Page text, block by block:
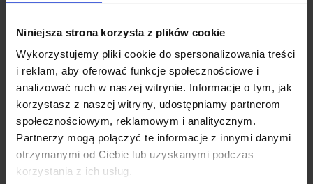
Niniejsza strona korzysta z plików cookie
Wykorzystujemy pliki cookie do spersonalizowania treści
i reklam, aby oferować funkcje społecznościowe i
analizować ruch w naszej witrynie. Informacje o tym, jak
korzystasz z naszej witryny, udostępniamy partnerom
społecznościowym, reklamowym i analitycznym.
Partnerzy mogą połączyć te informacje z innymi danymi
otrzymanymi od Ciebie lub uzyskanymi podczas
korzystania z ich usług.